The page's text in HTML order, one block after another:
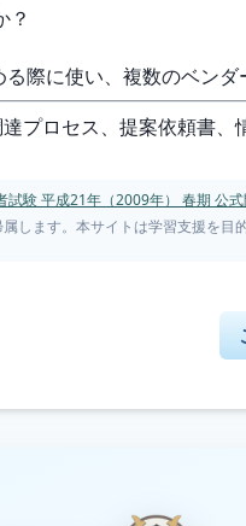
？
際に使い、複数のベンダ
達プロセス、提案依頼書、
試験 平成21年（2009年） 春期 公
します。本サイトは学習支援を